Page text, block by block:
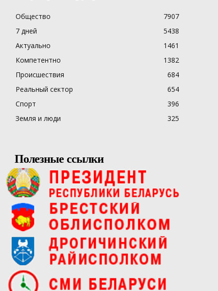
Общество
7907
7 дней
5438
Актуально
1461
Компетентно
1382
Происшествия
684
Реальный сектор
654
Спорт
396
Земля и люди
325
Полезные ссылки